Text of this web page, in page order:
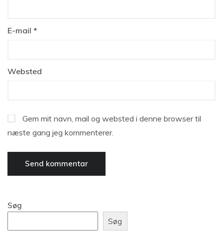
E-mail *
Websted
Gem mit navn, mail og websted i denne browser til
næste gang jeg kommenterer.
Søg
Søg